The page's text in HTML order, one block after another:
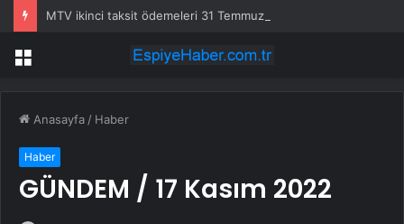
MTV ikinci taksit ödemeleri 31 Temmuz’da sona eriyor
Menü
Anasayfa / Haber
Haber
GÜNDEM / 17 Kasım 2022